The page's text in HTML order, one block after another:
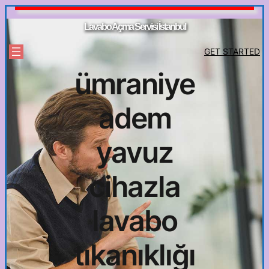
İçeriğe
geç
Lavabo Açma Servisi İstanbul
GET STARTED
ümraniye
adem
yavuz
cihazla
lavabo
tıkanıklığı